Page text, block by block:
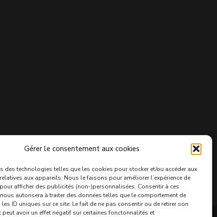
Gérer le consentement aux cookies
des technologies telles que les cookies pour stocker et/ou accéder aux
aux appareils. Nous le faisons pour améliorer l’expérience de
afficher des publicités (non-)personnalisées. Consentir à ces
autorisera à traiter des données telles que le comportement de
ID uniques sur ce site. Le fait de ne pas consentir ou de retirer son
peut avoir un effet négatif sur certaines fonctonnalités et